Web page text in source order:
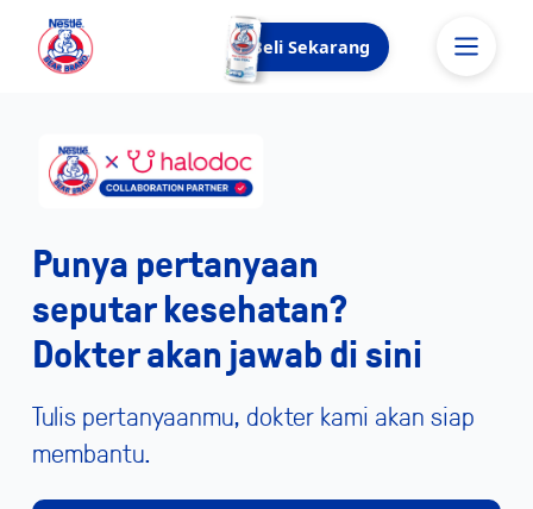
Beli Sekarang
Punya pertanyaan
seputar kesehatan?
Dokter akan jawab di sini
Tulis pertanyaanmu, dokter kami akan siap
membantu.